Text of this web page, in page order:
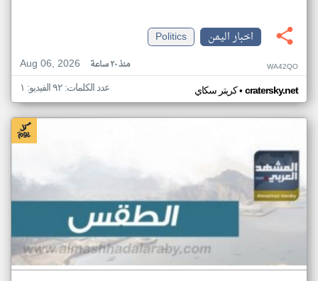
اخبار اليمن
Politics
Aug 06, 2026
منذ ٢٠ ساعة WA42QO
كريتر سكاي• cratersky.net عدد الكلمات: ٩٢ الفيديو: ١